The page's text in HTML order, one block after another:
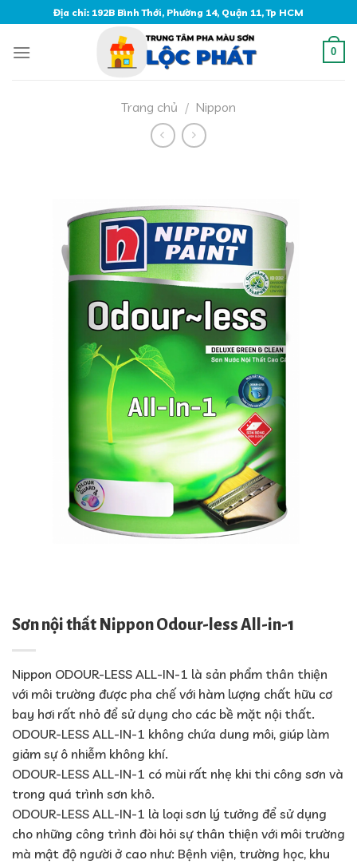
to
content
Địa chỉ: 192B Bình Thới, Phường 14, Quận 11, Tp HCM
0
Trang chủ / Nippon
Sơn nội thất Nippon Odour-less All-in-1
Nippon ODOUR-LESS ALL-IN-1 là sản phẩm thân thiện
với môi trường được pha chế với hàm lượng chất hữu cơ
bay hơi rất nhỏ để sử dụng cho các bề mặt nội thất.
ODOUR-LESS ALL-IN-1 không chứa dung môi, giúp làm
giảm sự ô nhiễm không khí.
ODOUR-LESS ALL-IN-1 có mùi rất nhẹ khi thi công sơn và
trong quá trình sơn khô.
ODOUR-LESS ALL-IN-1 là loại sơn lý tưởng để sử dụng
cho những công trình đòi hỏi sự thân thiện với môi trường
mà mật độ người ở cao như: Bệnh viện, trường học, khu